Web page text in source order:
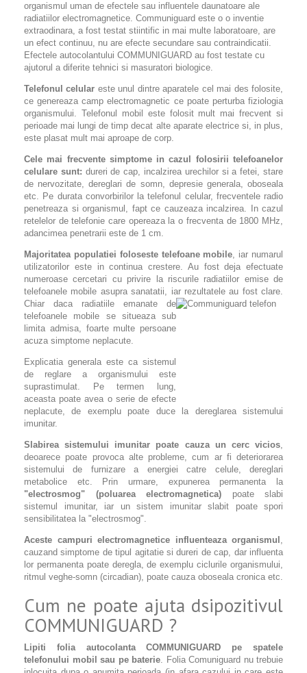
organismul uman de efectele sau influentele daunatoare ale
radiatiilor electromagnetice. Communiguard este o o inventie
extraodinara, a fost testat stiintific in mai multe laboratoare, are
un efect continuu, nu are efecte secundare sau contraindicatii.
Efectele autocolantului COMMUNIGUARD au fost testate cu
ajutorul a diferite tehnici si masuratori biologice.
Telefonul celular este unul dintre aparatele cel mai des folosite,
ce genereaza camp electromagnetic ce poate perturba fiziologia
organismului. Telefonul mobil este folosit mult mai frecvent si
perioade mai lungi de timp decat alte aparate electrice si, in plus,
este plasat mult mai aproape de corp.
Cele mai frecvente simptome in cazul folosirii telefoanelor
celulare sunt: dureri de cap, incalzirea urechilor si a fetei, stare
de nervozitate, dereglari de somn, depresie generala, oboseala
etc. Pe durata convorbirilor la telefonul celular, frecventele radio
penetreaza si organismul, fapt ce cauzeaza incalzirea. In cazul
retelelor de telefonie care opereaza la o frecventa de 1800 MHz,
adancimea penetrarii este de 1 cm.
Majoritatea populatiei foloseste telefoane mobile, iar numarul
utilizatorilor este in continua crestere. Au fost deja efectuate
numeroase cercetari cu privire la riscurile radiatiilor emise de
telefoanele mobile asupra sanatatii, iar rezultatele au fost clare.
Chiar daca radiatiile emanate de
telefoanele mobile se situeaza sub
limita admisa, foarte multe persoane
acuza simptome neplacute.
Explicatia generala este ca sistemul
de reglare a organismului este
suprastimulat. Pe termen lung,
aceasta poate avea o serie de efecte
neplacute, de exemplu poate duce la dereglarea sistemului
imunitar.
Slabirea sistemului imunitar poate cauza un cerc vicios,
deoarece poate provoca alte probleme, cum ar fi deteriorarea
sistemului de furnizare a energiei catre celule, dereglari
metabolice etc. Prin urmare, expunerea permanenta la
"electrosmog" (poluarea electromagnetica) poate slabi
sistemul imunitar, iar un sistem imunitar slabit poate spori
sensibilitatea la "electrosmog".
Aceste campuri electromagnetice influenteaza organismul ,
cauzand simptome de tipul agitatie si dureri de cap, dar influenta
lor permanenta poate deregla, de exemplu ciclurile organismului,
ritmul veghe-somn (circadian), poate cauza oboseala cronica etc.
Cum ne poate ajuta dsipozitivul
COMMUNIGUARD ?
Lipiti folia autocolanta COMMUNIGUARD pe spatele
telefonului mobil sau pe baterie. Folia Comuniguard nu trebuie